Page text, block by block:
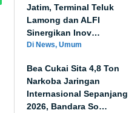
Jatim, Terminal Teluk
Lamong dan ALFI
Sinergikan Inov…
Di News, Umum
Bea Cukai Sita 4,8 Ton
Narkoba Jaringan
Internasional Sepanjang
2026, Bandara So…